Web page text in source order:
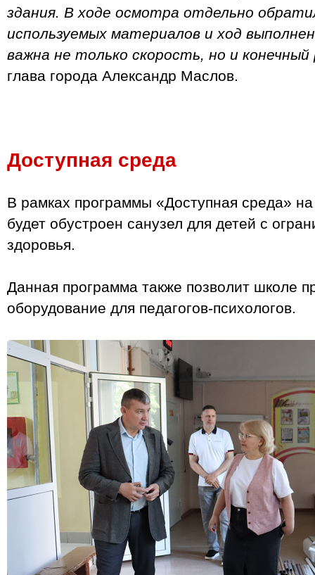
здания. В ходе осмотра отдельно
используемых материалов и ход
важна не только скорость, но и
глава города Александр Маслов.
Доступная среда
В рамках программы «Доступная среда»
будет обустроен санузел для детей с
здоровья.
Данная программа также позволит школе
оборудование для педагогов‑психологов.